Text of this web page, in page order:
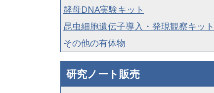
酵母DNA実験キット
昆虫細胞遺伝子導入・発現観察キット
その他の有体物
研究ノート販売